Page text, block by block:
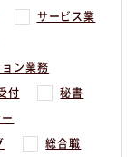
サービス業
ン業務
付 秘書
総合職